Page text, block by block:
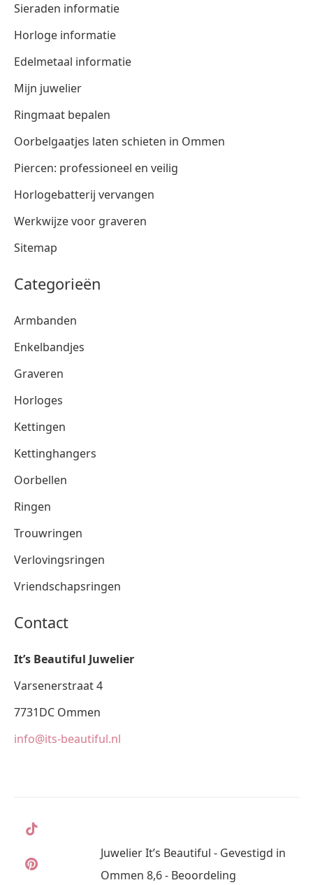
Sieraden informatie
Horloge informatie
Edelmetaal informatie
Mijn juwelier
Ringmaat bepalen
Oorbelgaatjes laten schieten in Ommen
Piercen: professioneel en veilig
Horlogebatterij vervangen
Werkwijze voor graveren
Sitemap
Categorieën
Armbanden
Enkelbandjes
Graveren
Horloges
Kettingen
Kettinghangers
Oorbellen
Ringen
Trouwringen
Verlovingsringen
Vriendschapsringen
Contact
It’s Beautiful Juwelier
Varsenerstraat 4
7731DC Ommen
info@its-beautiful.nl
Juwelier It’s Beautiful - Gevestigd in
Ommen 8,6 - Beoordeling